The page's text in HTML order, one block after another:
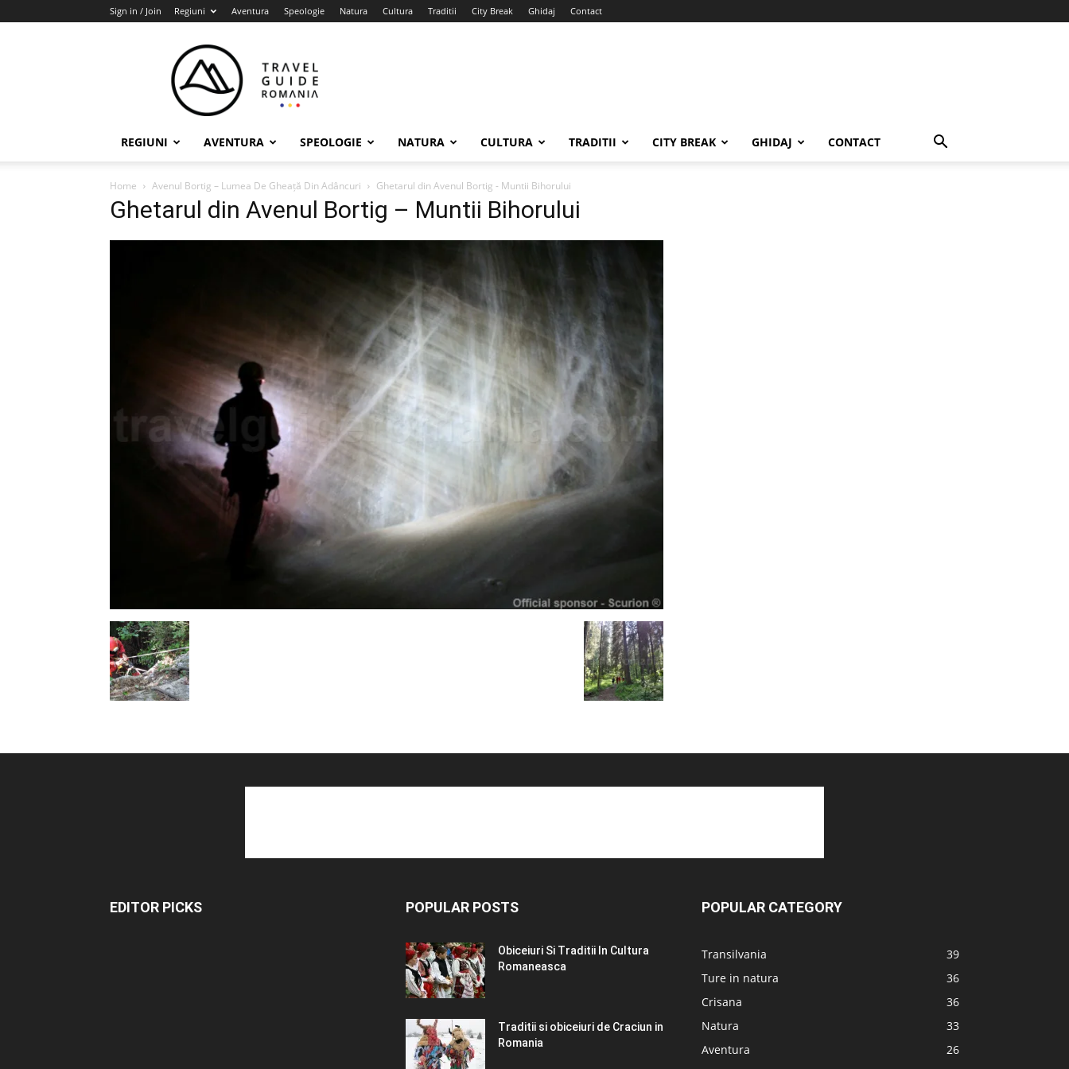
Sign in / Join Regiuni Aventura Speologie Natura Cultura Traditii City Break Ghidaj Contact
Guide
Romania
REGIUNI AVENTURA SPEOLOGIE NATURA CULTURA TRADITII CITY BREAK GHIDAJ CONTACT
Home Avenul Bortig – Lumea De Gheață Din Adâncuri Ghetarul din Avenul Bortig - Muntii Bihorului
Ghetarul din Avenul Bortig – Muntii Bihorului
EDITOR PICKS POPULAR POSTS
Obiceiuri Si Traditii In Cultura
Romaneasca
Traditii si obiceiuri de Craciun in
Romania
POPULAR CATEGORY
Transilvania
39
Ture in natura
36
Crisana
36
Natura
33
Aventura
26